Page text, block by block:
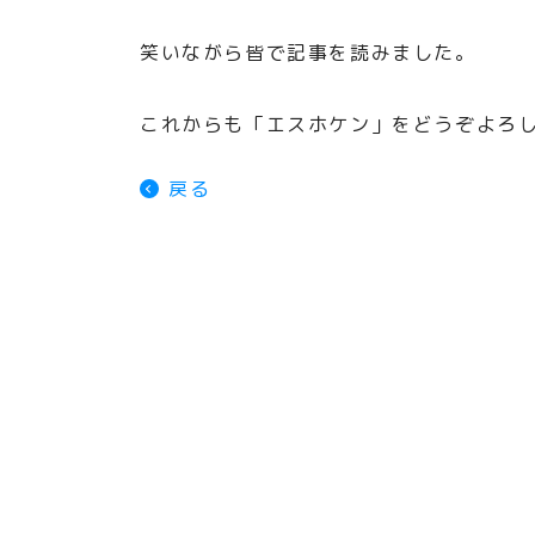
笑いながら皆で記事を読みました。
これからも「エスホケン」をどうぞよろ
戻る